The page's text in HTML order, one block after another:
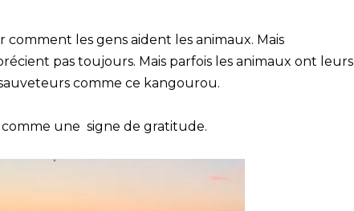
comment les gens aident les animaux. Mais
pas toujours. Mais parfois les animaux ont leurs
comme ce kangourou.
comme une signe de gratitude.